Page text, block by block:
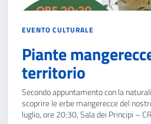
EVENTO CULTURALE
Piante
territorio
Secondo appuntamento con la
scoprire le erbe mangerecce del
luglio, ore 20:30, Sala dei Principi –